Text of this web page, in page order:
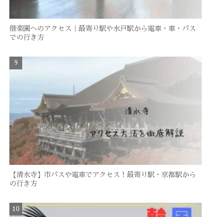
偕楽園へのアクセス｜最寄り駅や水戸駅から電車・車・バス
での行き方
【清水寺】市バスや電車でアクセス！最寄り駅・京都駅から
の行き方